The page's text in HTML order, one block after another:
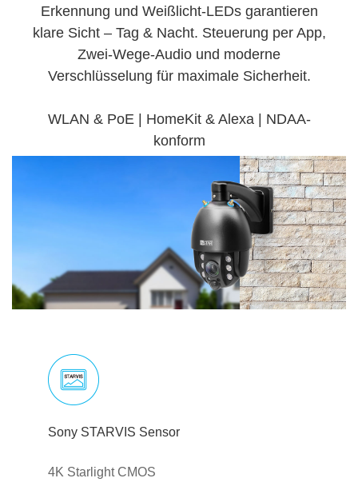
Erkennung und Weißlicht-LEDs garantieren
klare Sicht – Tag & Nacht. Steuerung per App,
Zwei-Wege-Audio und moderne
Verschlüsselung für maximale Sicherheit.
WLAN & PoE | HomeKit & Alexa | NDAA-
konform
Sony STARVIS Sensor
4K Starlight CMOS